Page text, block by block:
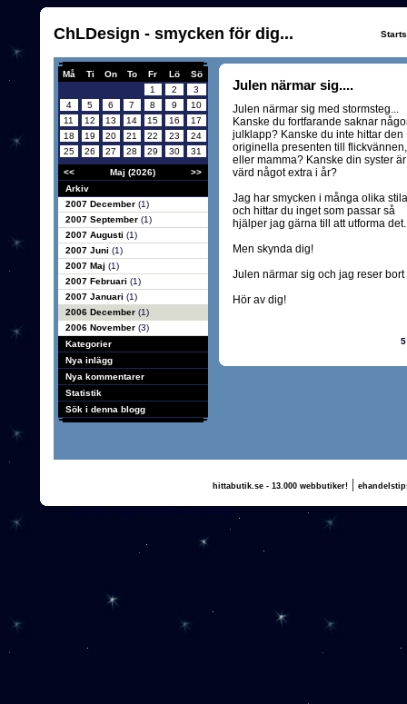
ChLDesign - smycken för dig...
Må Ti On To Fr Lö
Sö
1
2
3
4
5 6 7 8 9
10
11
12 13 14 15 16
17
18
19 20 21 22 23
24
25
26 27 28 29 30 31
<< Maj (2026)
>>
Arkiv
2007 December (1)
2007 September (1)
2007 Augusti (1)
2007 Juni (1)
2007 Maj (1)
2007 Februari (1)
2007 Januari (1)
2006 December (1)
2006 November (3)
Kategorier
Nya inlägg
Nya kommentarer
Statistik
Sök i denna blogg
Julen närmar sig....
Julen närmar sig med stormsteg...
Kanske du fortfarande saknar
julklapp? Kanske du inte hittar den
originella presenten till flickvännen,
eller mamma? Kanske din syster är
värd något extra i år?
Jag har smycken i många olika
och hittar du inget som passar så
hjälper jag gärna till att utforma det.
Men skynda dig!
Julen närmar sig och jag reser
Hör av dig!
hittabutik.se - 13.000 webbutiker!|
(c) 2011, nogg.se & Christina Lindholm